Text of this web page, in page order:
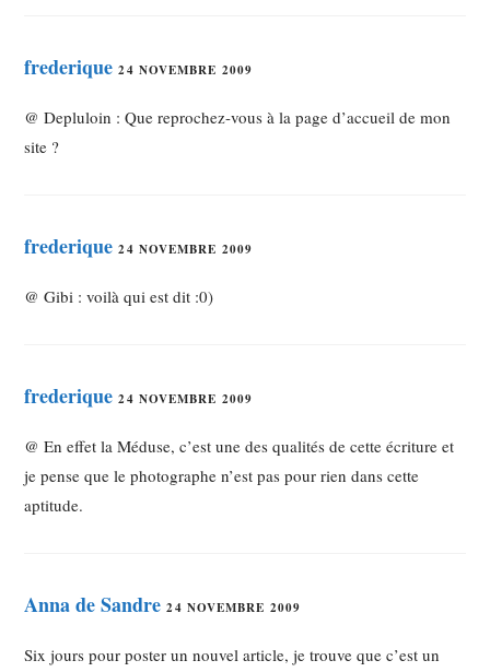
frederique 24 NOVEMBRE 2009
@ Depluloin : Que reprochez-vous à la page d’accueil de mon
site ?
frederique 24 NOVEMBRE 2009
@ Gibi : voilà qui est dit :0)
frederique 24 NOVEMBRE 2009
@ En effet la Méduse, c’est une des qualités de cette écriture et
je pense que le photographe n’est pas pour rien dans cette
aptitude.
Anna de Sandre 24 NOVEMBRE 2009
Six jours pour poster un nouvel article, je trouve que c’est un